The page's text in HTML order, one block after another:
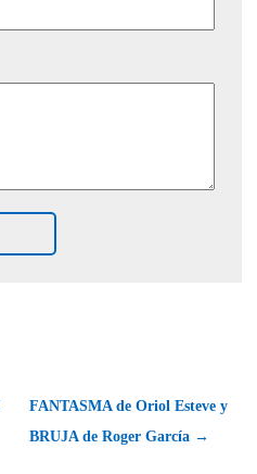
FANTASMA de Oriol Esteve y
BRUJA de Roger García →